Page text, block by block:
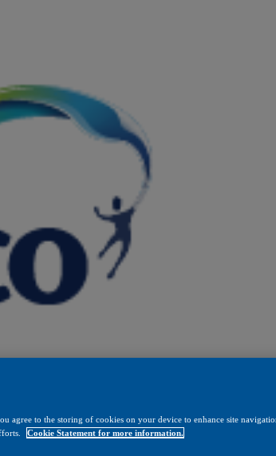
agree to the storing of cookies on your device to enhance site
Cookie Statement for more information.